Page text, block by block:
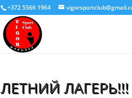
+372 5566 1964
ЛЕТНИЙ ЛАГЕРЬ!!!